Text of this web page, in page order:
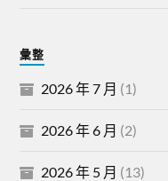
彙整
2026 年 7 月 (1)
2026 年 6 月 (2)
2026 年 5 月 (13)